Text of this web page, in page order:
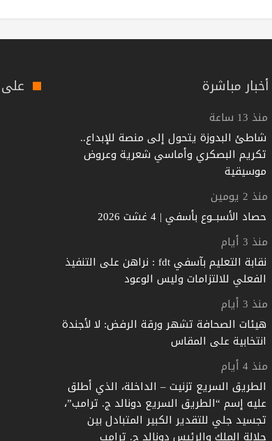
أخبار مباشرة
منذ 13 ساعة
شاطئ البدوزة يتحول إلى منصة للإبداع..
تكريم البصكري وأماسي شعرية وعروض
موسيقية
منذ 2 يومين
حصاد الأسبــوع بأسفي | 4 غشت 2026
منذ 3 أيام
نقابة التعليم بآسفي fdt : نراهن على التنفيذ
الفعلي للالتزامات وليس الوعود
منذ 3 أيام
هيئات الصحافة تشهر ورقة الرفض: لا لأجندة
انتخابية على المقاس
منذ 4 أيام
الطريق السريع تزنيت – الداخلة، الذي أطلق
عليه إسم “الطريق السريع دونالد ج. ترامب”،
تجسيد جلي للتقدير الكبير المتبادل بين
جلالة الملك والرئيس دونالد ج. ترامب